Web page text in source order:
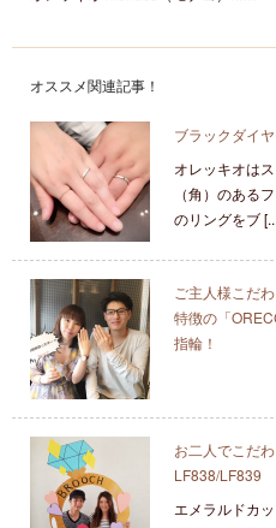
オススメ関連記事！
ブラックダイ
オレッキオは
（角）のある
のリングをブ
ご主人様こだ
特徴の「
指輪！
お二人でこだ
LF838/LF839
エメラルドカ